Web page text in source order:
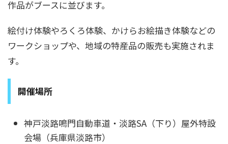
作品がブースに並びます。
絵付け体験やろくろ体験、かけらお絵描き体験などの
ワークショップや、地域の特産品の販売も実施されま
す。
開催場所
神戸淡路鳴門自動車道・淡路SA（下り）屋外特設
会場（兵庫県淡路市）